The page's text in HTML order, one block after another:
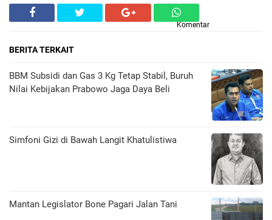
Komentar
BERITA TERKAIT
BBM Subsidi dan Gas 3 Kg Tetap Stabil, Buruh
Nilai Kebijakan Prabowo Jaga Daya Beli
​Simfoni Gizi di Bawah Langit Khatulistiwa
Mantan Legislator Bone Pagari Jalan Tani